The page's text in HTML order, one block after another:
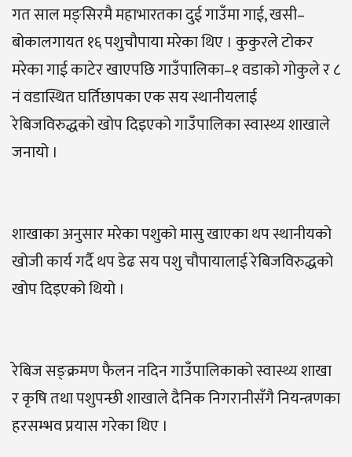
गत साल मङ्सिरमै महाभारतका दुई गाउँमा गाई, खसी–
बोकालगायत १६ पशुचौपाया मरेका थिए । कुकुरले टोकर
मरेका गाई काटेर खाएपछि गाउँपालिका–१ वडाको गोकुले र ८
नं वडास्थित घर्तिछापका एक सय स्थानीयलाई
रेबिजविरुद्धको खोप दिइएको गाउँपालिका स्वास्थ्य शाखाले
जनायो ।
शाखाका अनुसार मरेका पशुको मासु खाएका थप स्थानीयको
खोजी कार्य गर्दै थप डेढ सय पशु चौपायालाई रेबिजविरुद्धको
खोप दिइएको थियो ।
रेबिज सङ्क्रमण फैलन नदिन गाउँपालिकाको स्वास्थ्य शाखा
र कृषि तथा पशुपन्छी शाखाले दैनिक निगरानीसँगै नियन्त्रणका
हरसम्भव प्रयास गरेका थिए ।